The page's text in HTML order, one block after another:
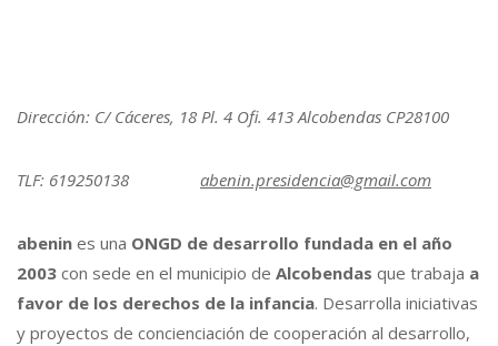
Dirección: C/ Cáceres, 18 Pl. 4 Ofi. 413 Alcobendas CP28100
TLF: 619250138 abenin.presidencia@gmail.com
abenin es una ONGD de desarrollo fundada en el año
2003 con sede en el municipio de Alcobendas que trabaja a
favor de los derechos de la infancia. Desarrolla iniciativas
y proyectos de concienciación de cooperación al desarrollo,